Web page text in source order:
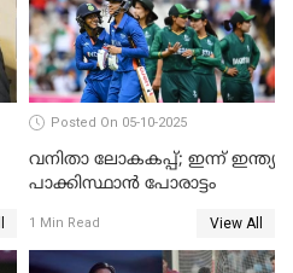
റെക്കോര്‍ഡ് തകര്‍ത്ത് സ്മൃതി
Posted On 05-10-2025
വനിതാ ലോകകപ്പ്; ഇന്ന് ഇന്ത്യ
പാക്കിസ്ഥാന്‍ പോരാട്ടം
1 Min Read View All